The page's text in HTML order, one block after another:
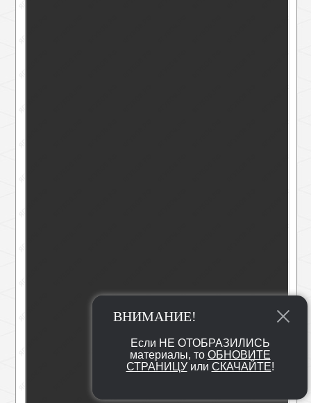
ВНИМАНИЕ!
Если НЕ ОТОБРАЗИЛИСЬ
материалы, то ОБНОВИТЕ
СТРАНИЦУ или СКАЧАЙТЕ!